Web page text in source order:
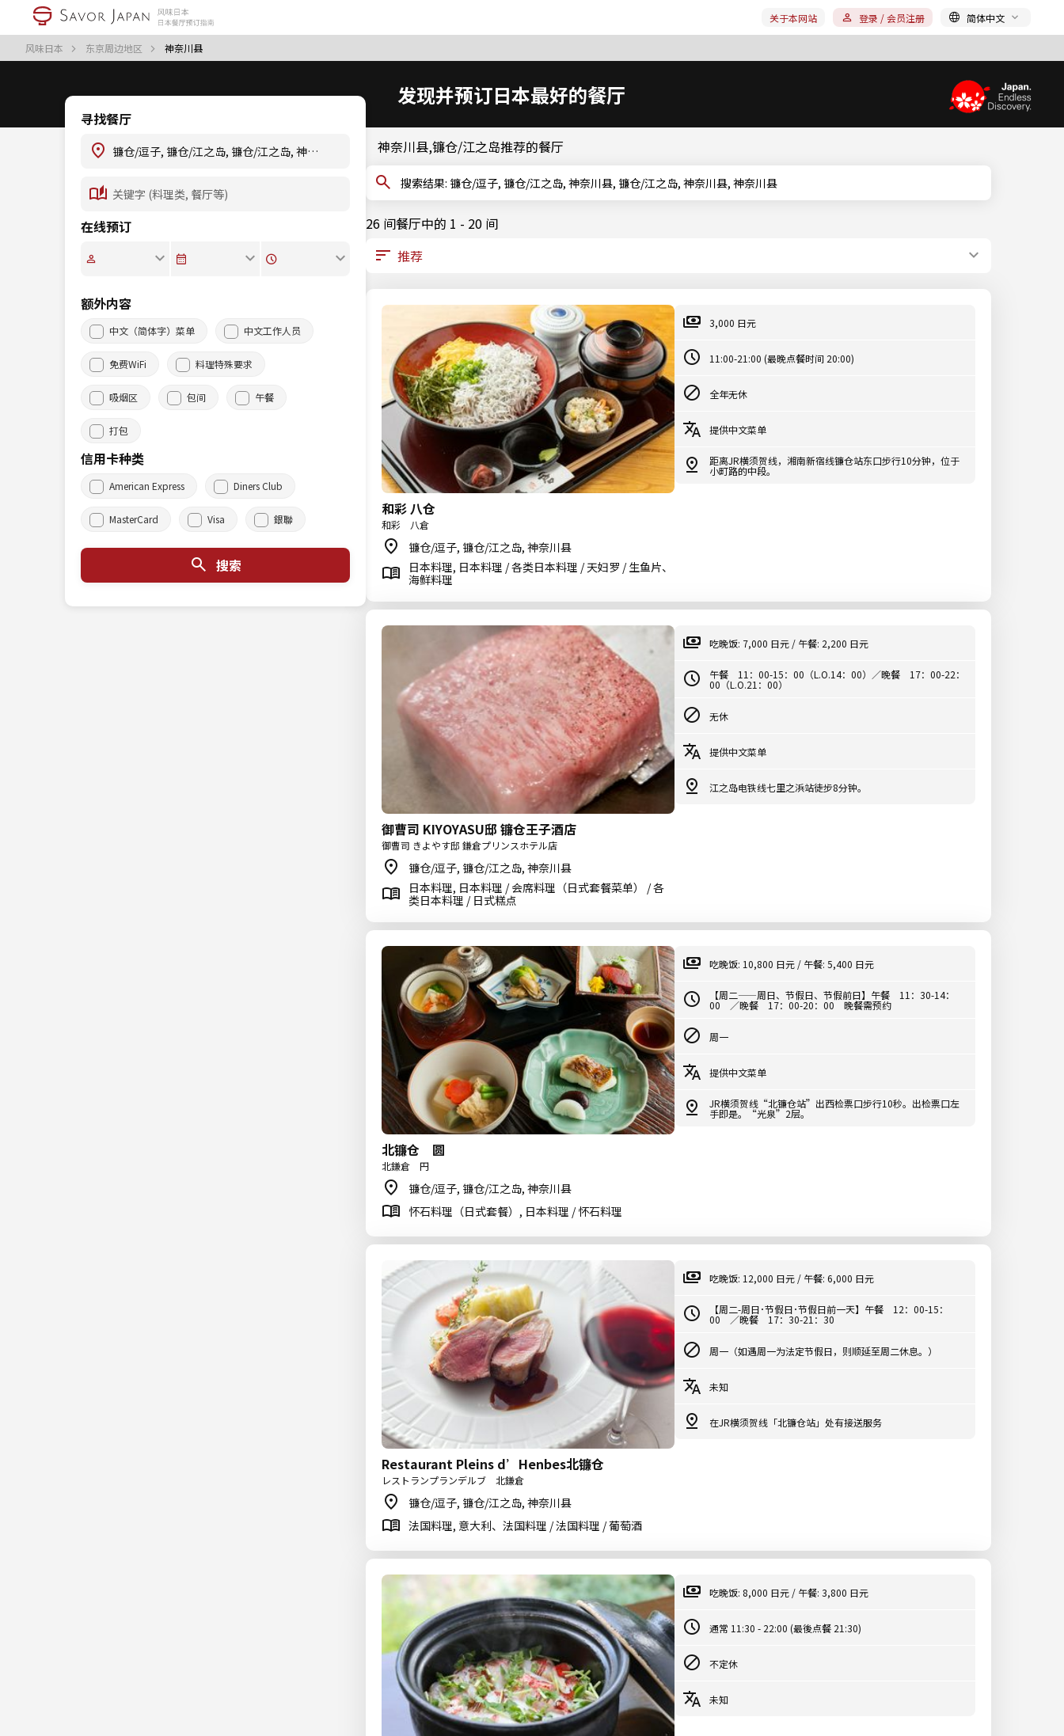
风味日本 东京周边地区 神奈川县
关于本网站 登录 / 会员注册 简体中文
发现并预订日本最好的餐厅
寻找餐厅
在线预订
额外内容
中文（简体字）菜单 中文工作人员
免费WiFi 料理特殊要求
吸烟区 包间 午餐
打包
信用卡种类
American Express Diners Club
MasterCard Visa 銀聯
搜索
神奈川县,镰仓/江之岛推荐的餐厅
搜索结果: 镰仓/逗子, 镰仓/江之岛, 神奈川县, 镰仓/江之岛, 神奈川县, 神奈川县
26 间餐厅中的 1 - 20 间
和彩 八仓
和彩 八倉
镰仓/逗子, 镰仓/江之岛, 神奈川县
日本料理, 日本料理 / 各类日本料理 / 天妇罗 / 生鱼片、
海鲜料理
3,000 日元
11:00-21:00 (最晚点餐时间 20:00)
全年无休
提供中文菜单
距离JR横须贺线，湘南新宿线镰仓站东口步行10分钟，位于
小町路的中段。
御曹司 KIYOYASU邸 镰仓王子酒店
御曹司 きよやす邸 鎌倉プリンスホテル店
镰仓/逗子, 镰仓/江之岛, 神奈川县
日本料理, 日本料理 / 会席料理（日式套餐菜单） / 各
类日本料理 / 日式糕点
吃晚饭: 7,000 日元 / 午餐: 2,200 日元
午餐 11：00-15：00（L.O.14：00）／晚餐 17：00-22：
00（L.O.21：00）
无休
提供中文菜单
江之岛电铁线七里之浜站徒步8分钟。
北镰仓 圆
北鎌倉 円
镰仓/逗子, 镰仓/江之岛, 神奈川县
怀石料理（日式套餐）, 日本料理 / 怀石料理
吃晚饭: 10,800 日元 / 午餐: 5,400 日元
【周二——周日、节假日、节假前日】午餐 11：30-14：
00 ／晚餐 17：00-20：00 晚餐需预约
周一
提供中文菜单
JR横须贺线“北镰仓站”出西检票口步行10秒。出检票口左
手即是。“光泉”2层。
Restaurant Pleins d’Henbes北镰仓
レストランプランデルブ 北鎌倉
镰仓/逗子, 镰仓/江之岛, 神奈川县
法国料理, 意大利、法国料理 / 法国料理 / 葡萄酒
吃晚饭: 12,000 日元 / 午餐: 6,000 日元
【周二-周日･节假日･节假日前一天】午餐 12：00-15：
00 ／晚餐 17：30-21：30
周一（如遇周一为法定节假日，则顺延至周二休息。）
未知
在JR横须贺线「北镰仓站」处有接送服务
吃晚饭: 8,000 日元 / 午餐: 3,800 日元
通常 11:30 - 22:00 (最後点餐 21:30)
不定休
未知